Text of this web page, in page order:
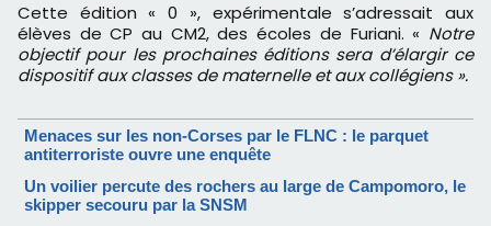
Cette édition « 0 », expérimentale s’adressait aux
élèves de CP au CM2, des écoles de Furiani. « Notre
objectif pour les prochaines éditions sera d’élargir ce
dispositif aux classes de maternelle et aux collégiens ».
Menaces sur les non-Corses par le FLNC : le parquet
antiterroriste ouvre une enquête
Un voilier percute des rochers au large de Campomoro, le
skipper secouru par la SNSM